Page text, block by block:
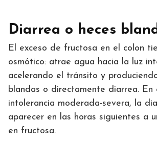
Diarrea o heces
El exceso de fructosa en el colon
osmótico: atrae agua hacia la luz
acelerando el tránsito y
blandas o directamente diarrea. En
intolerancia moderada-severa, la
aparecer en las horas siguientes a
en fructosa.